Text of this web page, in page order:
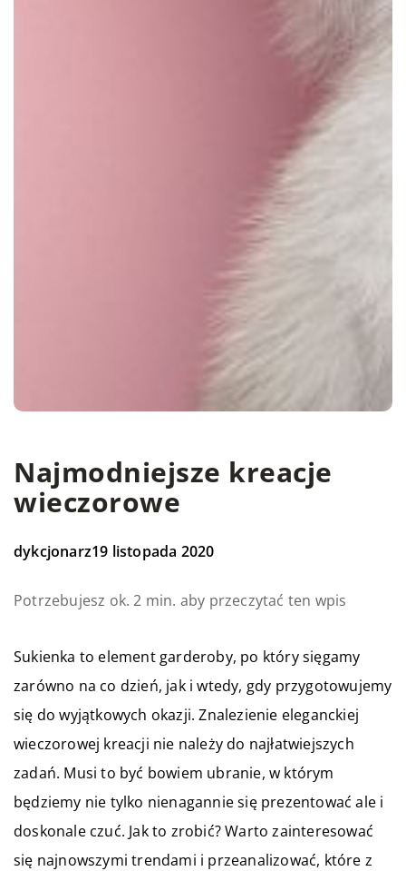
Najmodniejsze kreacje
wieczorowe
dykcjonarz19 listopada 2020
Potrzebujesz ok. 2 min. aby przeczytać ten wpis
Sukienka to element garderoby, po który sięgamy
zarówno na co dzień, jak i wtedy, gdy przygotowujemy
się do wyjątkowych okazji. Znalezienie eleganckiej
wieczorowej kreacji nie należy do najłatwiejszych
zadań. Musi to być bowiem ubranie, w którym
będziemy nie tylko nienagannie się prezentować ale i
doskonale czuć. Jak to zrobić? Warto zainteresować
się najnowszymi trendami i przeanalizować, które z